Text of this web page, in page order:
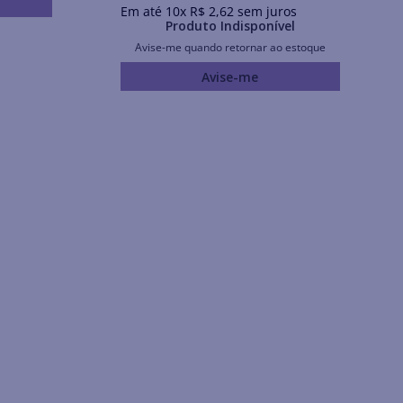
Em até 10x R$ 2,62sem juros
Produto Indisponível
Avise-me quando retornar ao estoque
Avise-me